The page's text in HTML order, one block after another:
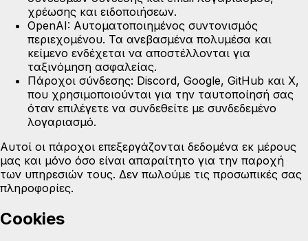
χρέωσης και ειδοποιήσεων.
OpenAI: Αυτοματοποιημένος συντονισμός
περιεχομένου. Τα ανεβασμένα πολυμέσα και
κείμενο ενδέχεται να αποστέλλονται για
ταξινόμηση ασφαλείας.
Πάροχοι σύνδεσης: Discord, Google, GitHub και X,
που χρησιμοποιούνται για την ταυτοποίησή σας
όταν επιλέγετε να συνδεθείτε με συνδεδεμένο
λογαριασμό.
Αυτοί οι πάροχοι επεξεργάζονται δεδομένα εκ μέρους
μας και μόνο όσο είναι απαραίτητο για την παροχή
των υπηρεσιών τους. Δεν πωλούμε τις προσωπικές σας
πληροφορίες.
Cookies